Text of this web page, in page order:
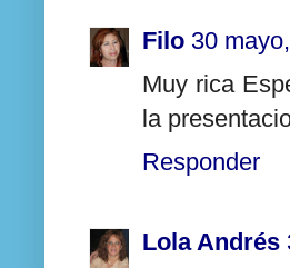
Filo 30
Muy rica
la
Responder
Lola Andrés